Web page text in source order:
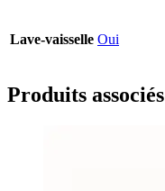
Lave-vaisselle Oui
Produits associés